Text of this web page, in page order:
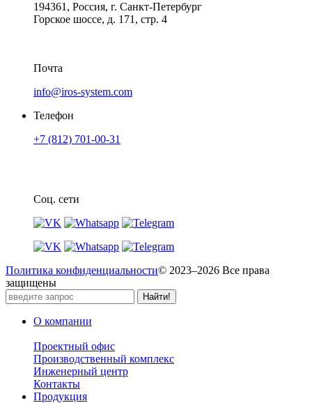
194361, Россия, г. Санкт-Петербург
Горское шоссе, д. 171, стр. 4
Почта
info@iros-system.com
Телефон
+7 (812) 701-00-31
Соц. сети
Политика конфиденциальности© 2023–2026 Все права
защищены
О компании
Проектный офис
Производственный комплекс
Инженерный центр
Контакты
Продукция